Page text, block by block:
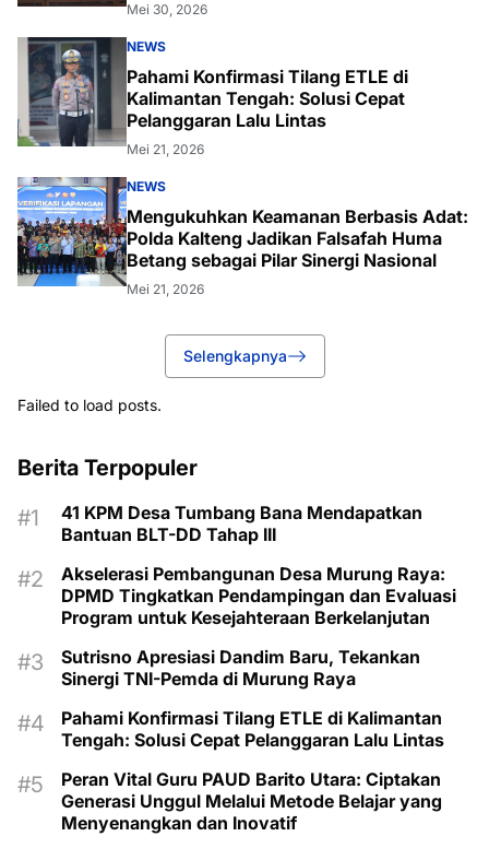
Mei 30, 2026
NEWS
Pahami Konfirmasi Tilang ETLE di
Kalimantan Tengah: Solusi Cepat
Pelanggaran Lalu Lintas
Mei 21, 2026
NEWS
Mengukuhkan Keamanan Berbasis Adat:
Polda Kalteng Jadikan Falsafah Huma
Betang sebagai Pilar Sinergi Nasional
Mei 21, 2026
Selengkapnya
Failed to load posts.
Berita Terpopuler
41 KPM Desa Tumbang Bana Mendapatkan
Bantuan BLT-DD Tahap III
Akselerasi Pembangunan Desa Murung Raya:
DPMD Tingkatkan Pendampingan dan Evaluasi
Program untuk Kesejahteraan Berkelanjutan
Sutrisno Apresiasi Dandim Baru, Tekankan
Sinergi TNI-Pemda di Murung Raya
Pahami Konfirmasi Tilang ETLE di Kalimantan
Tengah: Solusi Cepat Pelanggaran Lalu Lintas
Peran Vital Guru PAUD Barito Utara: Ciptakan
Generasi Unggul Melalui Metode Belajar yang
Menyenangkan dan Inovatif